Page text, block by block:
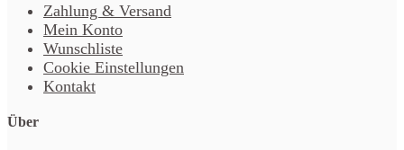
Zahlung & Versand
Mein Konto
Wunschliste
Cookie Einstellungen
Kontakt
Über